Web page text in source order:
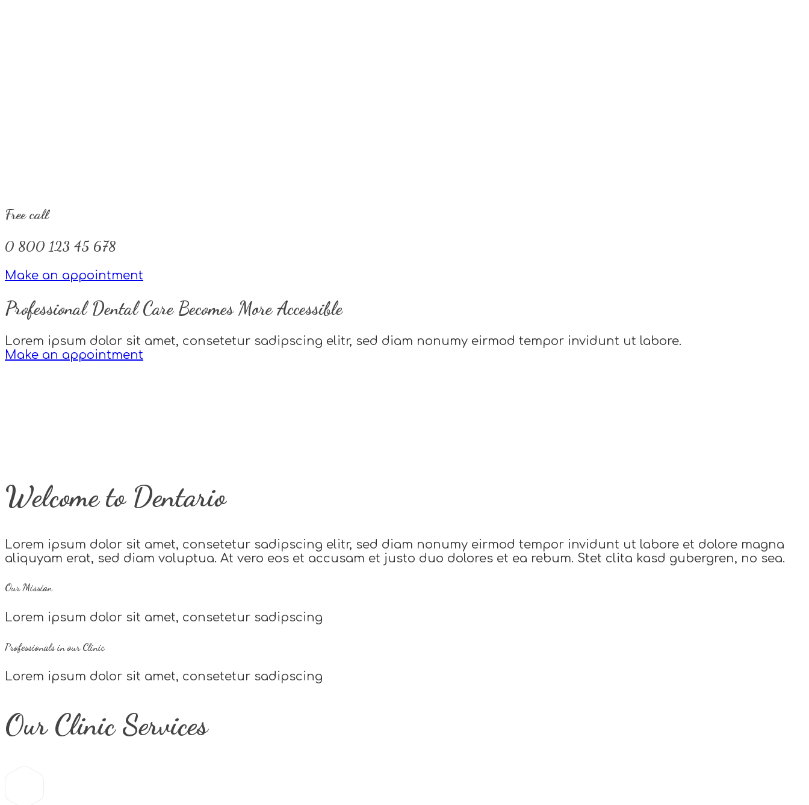
Free call
0 800 123 45 678
Make an appointment
Professional Dental Care Becomes More Accessible
Lorem ipsum dolor sit amet, consetetur sadipscing elitr, sed diam nonumy eirmod tempor invidunt ut labore.
Make an appointment
Welcome to Dentario
Lorem ipsum dolor sit amet, consetetur sadipscing elitr, sed diam nonumy eirmod tempor invidunt ut labore et dolore magna
aliquyam erat, sed diam voluptua. At vero eos et accusam et justo duo dolores et ea rebum. Stet clita kasd gubergren, no sea.
Our Mission
Lorem ipsum dolor sit amet, consetetur sadipscing
Professionals in our Clinic
Lorem ipsum dolor sit amet, consetetur sadipscing
Our Clinic Services